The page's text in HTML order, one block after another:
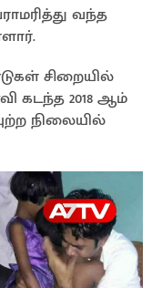
வந்த
சிறையில்
கடந்த 2018 ஆம்
நிலையில்